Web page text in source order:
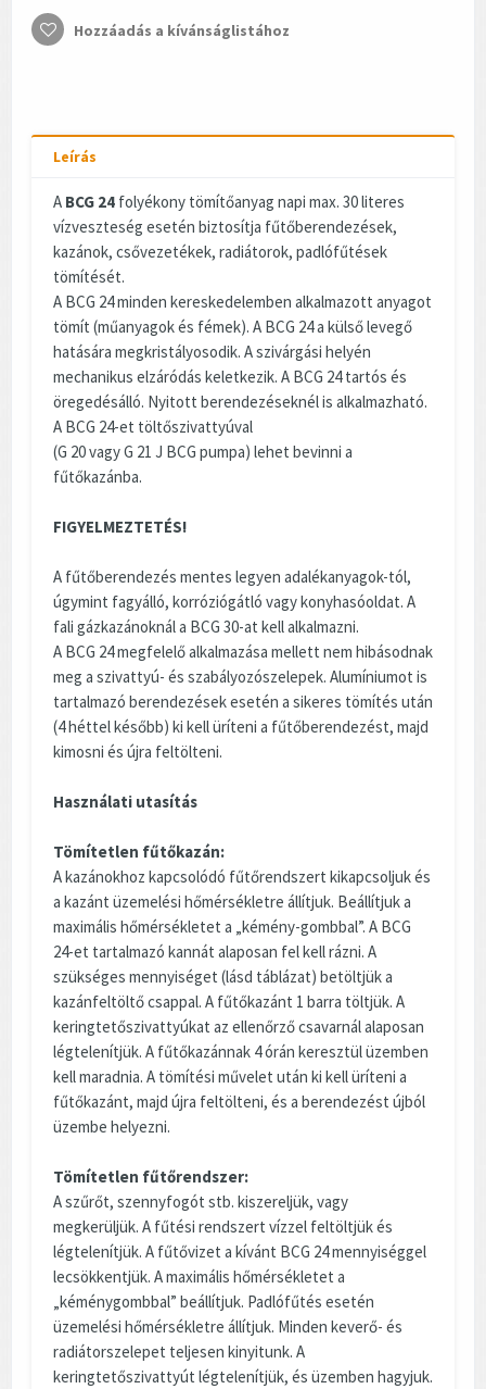
Hozzáadás a kívánságlistához
Leírás
A BCG 24 folyékony tömítőanyag napi max. 30 literes
vízveszteség esetén biztosítja fűtőberendezések,
kazánok, csővezetékek, radiátorok, padlófűtések
tömítését.
A BCG 24 minden kereskedelemben alkalmazott anyagot
tömít (műanyagok és fémek). A BCG 24 a külső levegő
hatására megkristályosodik. A szivárgási helyén
mechanikus elzáródás keletkezik. A BCG 24 tartós és
öregedésálló. Nyitott berendezéseknél is alkalmazható.
A BCG 24-et töltőszivattyúval
(G 20 vagy G 21 J BCG pumpa) lehet bevinni a
fűtőkazánba.
FIGYELMEZTETÉS!
A fűtőberendezés mentes legyen adalékanyagok-tól,
úgymint fagyálló, korróziógátló vagy konyhasóoldat. A
fali gázkazánoknál a BCG 30-at kell alkalmazni.
A BCG 24 megfelelő alkalmazása mellett nem hibásodnak
meg a szivattyú- és szabályozószelepek. Alumíniumot is
tartalmazó berendezések esetén a sikeres tömítés után
(4 héttel később) ki kell üríteni a fűtőberendezést, majd
kimosni és újra feltölteni.
Használati utasítás
Tömítetlen fűtőkazán:
A kazánokhoz kapcsolódó fűtőrendszert kikapcsoljuk és
a kazánt üzemelési hőmérsékletre állítjuk. Beállítjuk a
maximális hőmérsékletet a „kémény-gombbal”. A BCG
24-et tartalmazó kannát alaposan fel kell rázni. A
szükséges mennyiséget (lásd táblázat) betöltjük a
kazánfeltöltő csappal. A fűtőkazánt 1 barra töltjük. A
keringtetőszivattyúkat az ellenőrző csavarnál alaposan
légtelenítjük. A fűtőkazánnak 4 órán keresztül üzemben
kell maradnia. A tömítési művelet után ki kell üríteni a
fűtőkazánt, majd újra feltölteni, és a berendezést újból
üzembe helyezni.
Tömítetlen fűtőrendszer:
A szűrőt, szennyfogót stb. kiszereljük, vagy
megkerüljük. A fűtési rendszert vízzel feltöltjük és
légtelenítjük. A fűtővizet a kívánt BCG 24 mennyiséggel
lecsökkentjük. A maximális hőmérsékletet a
„kéménygombbal” beállítjuk. Padlófűtés esetén
üzemelési hőmérsékletre állítjuk. Minden keverő- és
radiátorszelepet teljesen kinyitunk. A
keringtetőszivattyút légtelenítjük, és üzemben hagyjuk.